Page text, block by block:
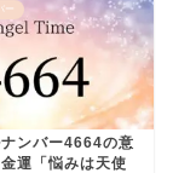
ー
ンバー4664の意
運「悩みは天使